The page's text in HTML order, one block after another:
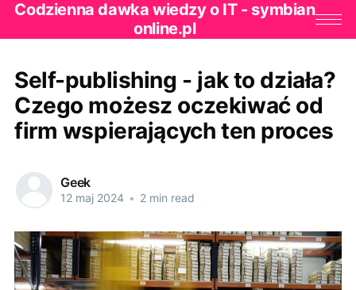
Codzienna dawka wiedzy o IT - symbian
online.pl
Self-publishing - jak to działa?
Czego możesz oczekiwać od
firm wspierających ten proces
Geek
12 maj 2024 • 2 min read